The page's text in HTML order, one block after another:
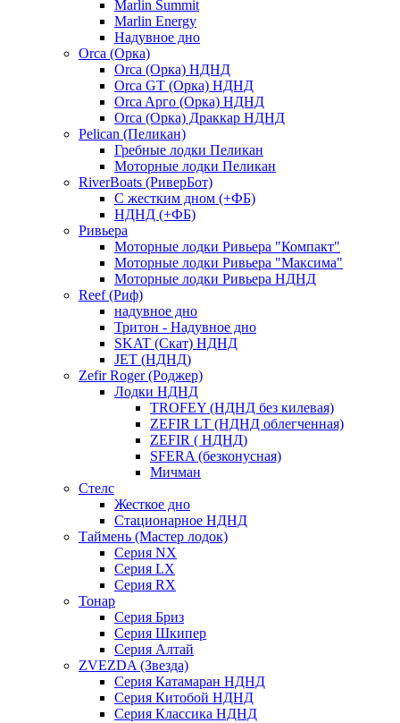
Marlin Summit
Marlin Energy
Надувное дно
Orca (Орка)
Orca (Орка) НДНД
Orca GT (Орка) НДНД
Orca Aрго (Орка) НДНД
Orca (Орка) Драккар НДНД
Pelican (Пеликан)
Гребные лодки Пеликан
Моторные лодки Пеликан
RiverBoats (РиверБот)
С жестким дном (+ФБ)
НДНД (+ФБ)
Ривьера
Моторные лодки Ривьера "Компакт"
Моторные лодки Ривьера "Максима"
Моторные лодки Ривьера НДНД
Reef (Риф)
надувное дно
Тритон - Надувное дно
SKAT (Скат) НДНД
JET (НДНД)
Zefir Roger (Роджер)
Лодки НДНД
TROFEY (НДНД без килевая)
ZEFIR LT (НДНД облегченная)
ZEFIR ( НДНД)
SFERA (безконусная)
Мичман
Стелс
Жесткое дно
Стационарное НДНД
Таймень (Мастер лодок)
Серия NX
Серия LX
Серия RX
Тонар
Серия Бриз
Серия Шкипер
Серия Алтай
ZVEZDA (Звезда)
Серия Катамаран НДНД
Серия Китобой НДНД
Серия Классика НДНД